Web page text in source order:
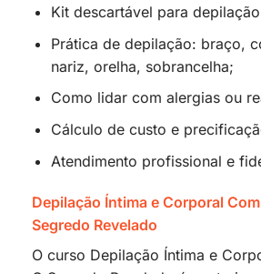
Kit descartável para
Prática de depilação: braço,
nariz, orelha, sobrancelha;
Como lidar com alergias ou
Cálculo de custo e
Atendimento profissional e
Depilação Íntima e Corporal
Segredo Revelado
O curso Depilação Íntima e